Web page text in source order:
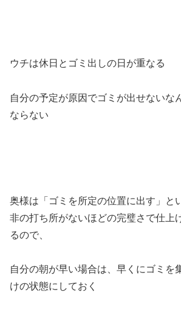
ウチは休日とゴミ出しの日が重なる
自分の予定が原因でゴミが出せないな
ならない
奥様は「ゴミを所定の位置に出す」と
非の打ち所がないほどの完璧さで仕上
るので、
自分の朝が早い場合は、早くにゴミを
けの状態にしておく